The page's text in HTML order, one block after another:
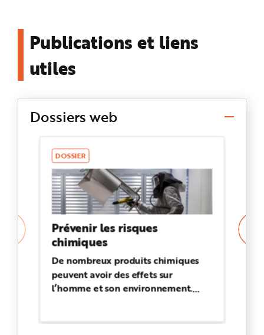
Publications et liens
utiles
Dossiers web
DOSSIER
Prévenir les risques
chimiques
De nombreux produits chimiques
peuvent avoir des effets sur
l’homme et son environnement.